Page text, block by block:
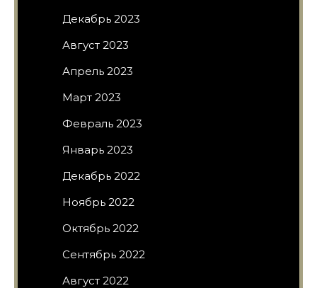
Декабрь 2023
Август 2023
Апрель 2023
Март 2023
Февраль 2023
Январь 2023
Декабрь 2022
Ноябрь 2022
Октябрь 2022
Сентябрь 2022
Август 2022